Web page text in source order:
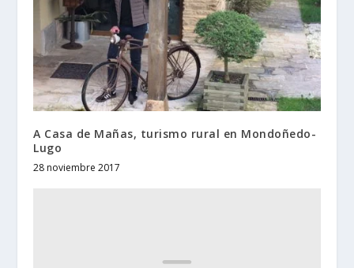
A Casa de Mañas, turismo rural en Mondoñedo-
Lugo
28 noviembre 2017